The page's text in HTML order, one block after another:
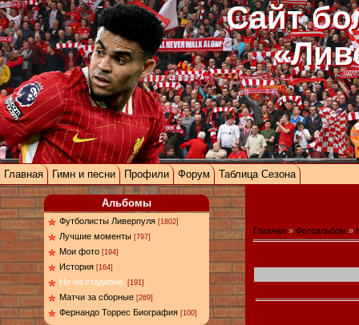
Сайт
Главная Гимн и песни Профили Форум Таблица Сезона
Альбомы
Футболисты Ливерпуля [1802]
Лучшие моменты [797]
Мои фото [194]
История [164]
Не на стадионе. [191]
Матчи за сборные [269]
Фернандо Торрес Биография [100]
Главная » Фотоальбом »